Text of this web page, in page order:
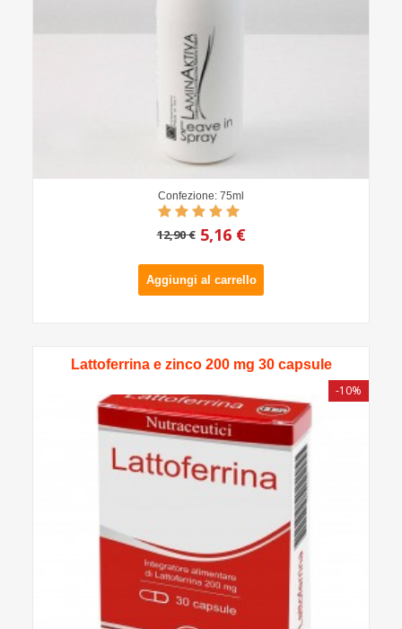
Confezione: 75ml
12,90 € 5,16 €
Aggiungi al carrello
Lattoferrina e zinco 200 mg 30 capsule
-10%